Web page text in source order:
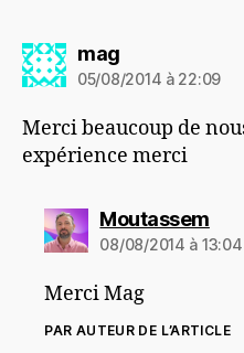
magdit :
05/08/2014 à 22:09
Merci beaucoup de
expérience merci
Moutassemdit :
08/08/2014 à 13:04
Merci Mag
PAR AUTEUR DE L’ARTICLE